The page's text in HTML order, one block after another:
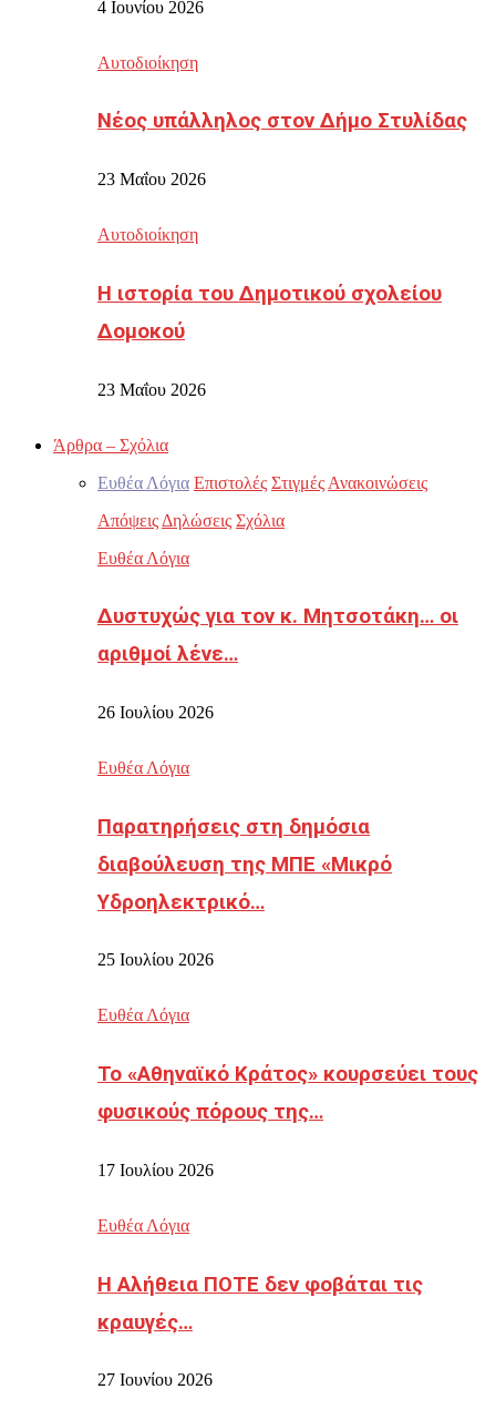
4 Ιουνίου 2026
Αυτοδιοίκηση
Νέος υπάλληλος στον Δήμο Στυλίδας
23 Μαΐου 2026
Αυτοδιοίκηση
Η ιστορία του Δημοτικού σχολείου
Δομοκού
23 Μαΐου 2026
Άρθρα – Σχόλια
Ευθέα Λόγια Επιστολές Στιγμές Ανακοινώσεις
Απόψεις Δηλώσεις Σχόλια
Ευθέα Λόγια
Δυστυχώς για τον κ. Μητσοτάκη… οι
αριθμοί λένε…
26 Ιουλίου 2026
Ευθέα Λόγια
Παρατηρήσεις στη δημόσια
διαβούλευση της ΜΠΕ «Μικρό
Υδροηλεκτρικό…
25 Ιουλίου 2026
Ευθέα Λόγια
Το «Αθηναϊκό Κράτος» κουρσεύει τους
φυσικούς πόρους της…
17 Ιουλίου 2026
Ευθέα Λόγια
Η Αλήθεια ΠΟΤΕ δεν φοβάται τις
κραυγές…
27 Ιουνίου 2026